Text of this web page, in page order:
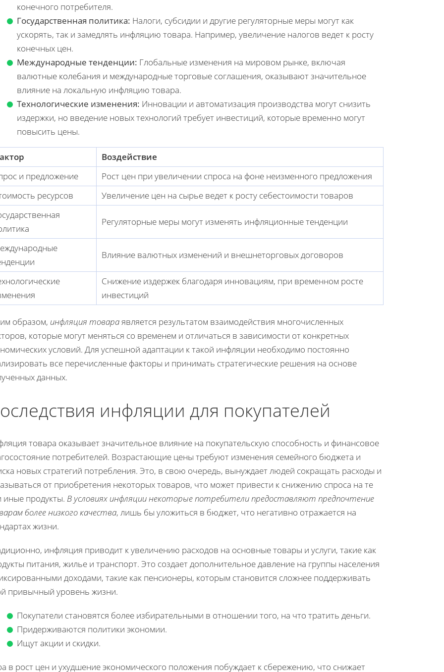
конечного потребителя.
Государственная политика: Налоги, субсидии и другие регуляторные меры могут как
ускорять, так и замедлять инфляцию товара. Например, увеличение налогов ведет к росту
конечных цен.
Международные тенденции: Глобальные изменения на мировом рынке, включая
валютные колебания и международные торговые соглашения, оказывают значительное
влияние на локальную инфляцию товара.
Технологические изменения: Инновации и автоматизация производства могут снизить
издержки, но введение новых технологий требует инвестиций, которые временно могут
повысить цены.
Воздействие
и предложение
Рост цен при увеличении спроса на фоне неизменного предложения
ресурсов
Увеличение цен на сырье ведет к росту себестоимости товаров
Регуляторные меры могут изменять инфляционные тенденции
Влияние валютных изменений и внешнеторговых договоров
Снижение издержек благодаря инновациям, при временном росте
инвестиций
образом, инфляция товараявляется результатом взаимодействия многочисленных
которые могут меняться со временем и отличаться в зависимости от конкретных
условий. Для успешной адаптации к такой инфляции необходимо постоянно
все перечисленные факторы и принимать стратегические решения на основе
данных.
инфляции для покупателей
товара оказывает значительное влияние на покупательскую способность и финансовое
потребителей. Возрастающие цены требуют изменения семейного бюджета и
новых стратегий потребления. Это, в свою очередь, вынуждает людей сокращать расходы и
от приобретения некоторых товаров, что может привести к снижению спроса на те
иные продукты. В условиях инфляции некоторые потребители предоставляют предпочтение
более низкого качества, лишь бы уложиться в бюджет, что негативно отражается на
жизни.
инфляция приводит к увеличению расходов на основные товары и услуги, такие как
питания, жилье и транспорт. Это создает дополнительное давление на группы населения
доходами, такие как пенсионеры, которым становится сложнее поддерживать
привычный уровень жизни.
Покупатели становятся более избирательными в отношении того, на что тратить деньги.
Придерживаются политики экономии.
Ищут акции и скидки.
в рост цен и ухудшение экономического положения побуждает к сбережению, что снижает